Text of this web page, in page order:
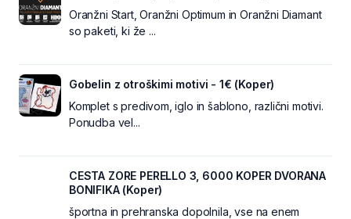
Oranžni Start, Oranžni Optimum in Oranžni Diamant
so paketi, ki že ...
Gobelin z otroškimi motivi - 1€ (Koper)
Komplet s predivom, iglo in šablono, različni motivi.
Ponudba vel...
CESTA ZORE PERELLO 3, 6000 KOPER DVORANA
BONIFIKA (Koper)
športna in prehranska dopolnila, vse na enem